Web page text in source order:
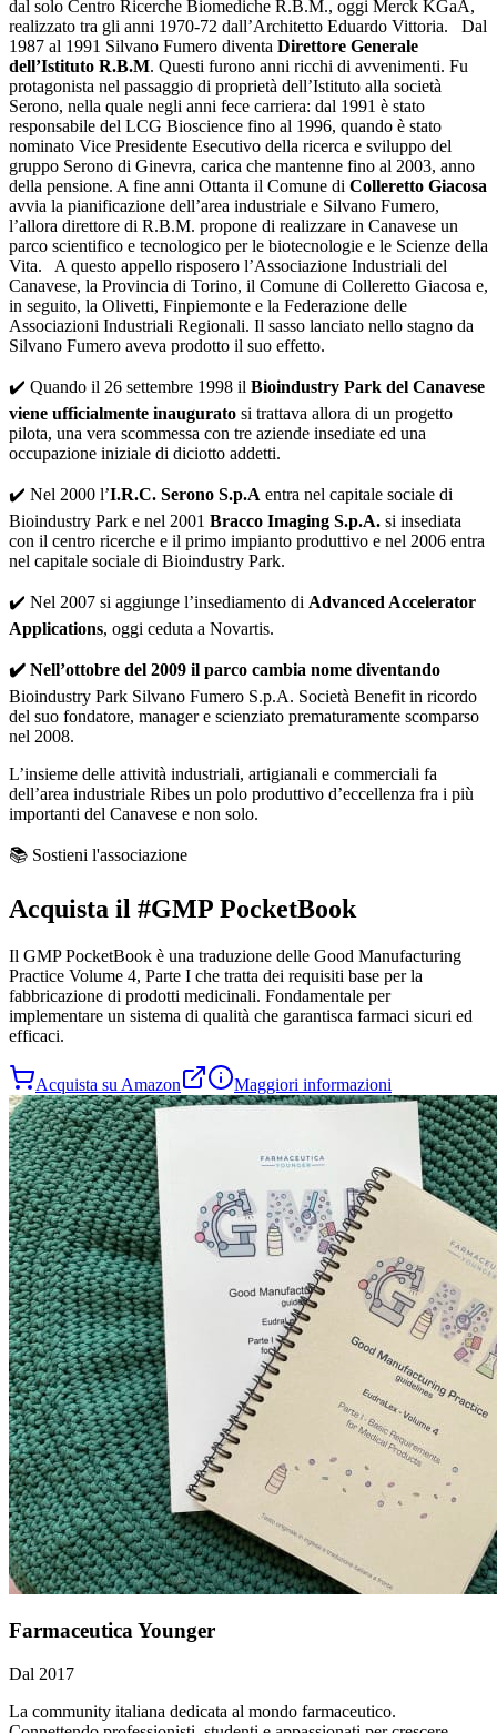
dal solo Centro Ricerche Biomediche R.B.M., oggi Merck KGaA,
realizzato tra gli anni 1970-72 dall’Architetto Eduardo Vittoria. Dal
1987 al 1991 Silvano Fumero diventa Direttore Generale
dell’Istituto R.B.M. Questi furono anni ricchi di avvenimenti. Fu
protagonista nel passaggio di proprietà dell’Istituto alla società
Serono, nella quale negli anni fece carriera: dal 1991 è stato
responsabile del LCG Bioscience fino al 1996, quando è stato
nominato Vice Presidente Esecutivo della ricerca e sviluppo del
gruppo Serono di Ginevra, carica che mantenne fino al 2003, anno
della pensione. A fine anni Ottanta il Comune di Colleretto Giacosa
avvia la pianificazione dell’area industriale e Silvano Fumero,
l’allora direttore di R.B.M. propone di realizzare in Canavese un
parco scientifico e tecnologico per le biotecnologie e le Scienze della
Vita. A questo appello risposero l’Associazione Industriali del
Canavese, la Provincia di Torino, il Comune di Colleretto Giacosa e,
in seguito, la Olivetti, Finpiemonte e la Federazione delle
Associazioni Industriali Regionali. Il sasso lanciato nello stagno da
Silvano Fumero aveva prodotto il suo effetto.
✔️ Quando il 26 settembre 1998 il Bioindustry Park del Canavese
viene ufficialmente inaugurato si trattava allora di un progetto
pilota, una vera scommessa con tre aziende insediate ed una
occupazione iniziale di diciotto addetti.
✔️ Nel 2000 l’I.R.C. Serono S.p.A entra nel capitale sociale di
Bioindustry Park e nel 2001 Bracco Imaging S.p.A. si insediata
con il centro ricerche e il primo impianto produttivo e nel 2006 entra
nel capitale sociale di Bioindustry Park.
✔️ Nel 2007 si aggiunge l’insediamento di Advanced Accelerator
Applications, oggi ceduta a Novartis.
✔️ Nell’ottobre del 2009 il parco cambia nome diventando
Bioindustry Park Silvano Fumero S.p.A. Società Benefit in ricordo
del suo fondatore, manager e scienziato prematuramente scomparso
nel 2008.
L’insieme delle attività industriali, artigianali e commerciali fa
dell’area industriale Ribes un polo produttivo d’eccellenza fra i più
importanti del Canavese e non solo.
📚 Sostieni l'associazione
Acquista il #GMP PocketBook
Il GMP PocketBook è una traduzione delle Good Manufacturing
Practice Volume 4, Parte I che tratta dei requisiti base per la
fabbricazione di prodotti medicinali. Fondamentale per
implementare un sistema di qualità che garantisca farmaci sicuri ed
efficaci.
Acquista su Amazon Maggiori informazioni
Farmaceutica Younger
Dal 2017
La community italiana dedicata al mondo farmaceutico.